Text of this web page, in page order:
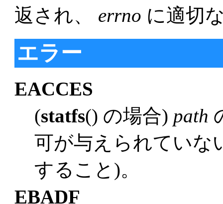
返され、 errno に適切
エラー
EACCES
(statfs() の場合) path
可が与えられていな
すること)。
EBADF